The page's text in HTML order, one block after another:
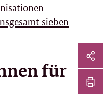
sieben
für